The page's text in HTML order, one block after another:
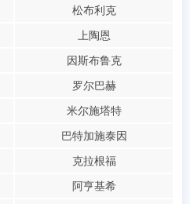
松布利克
上陶恩
因斯布鲁克
罗尔巴赫
米尔施塔特
巴特加施泰因
克拉根福
阿亨基希